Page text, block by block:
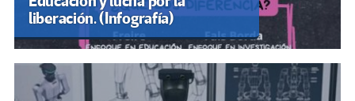
liberación. (Infografía)